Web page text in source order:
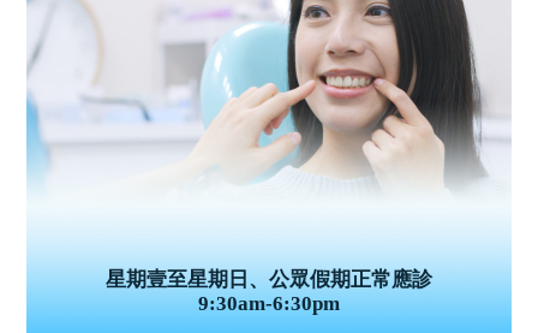
星期壹至星期日、公眾假期正常應診
9:30am-6:30pm